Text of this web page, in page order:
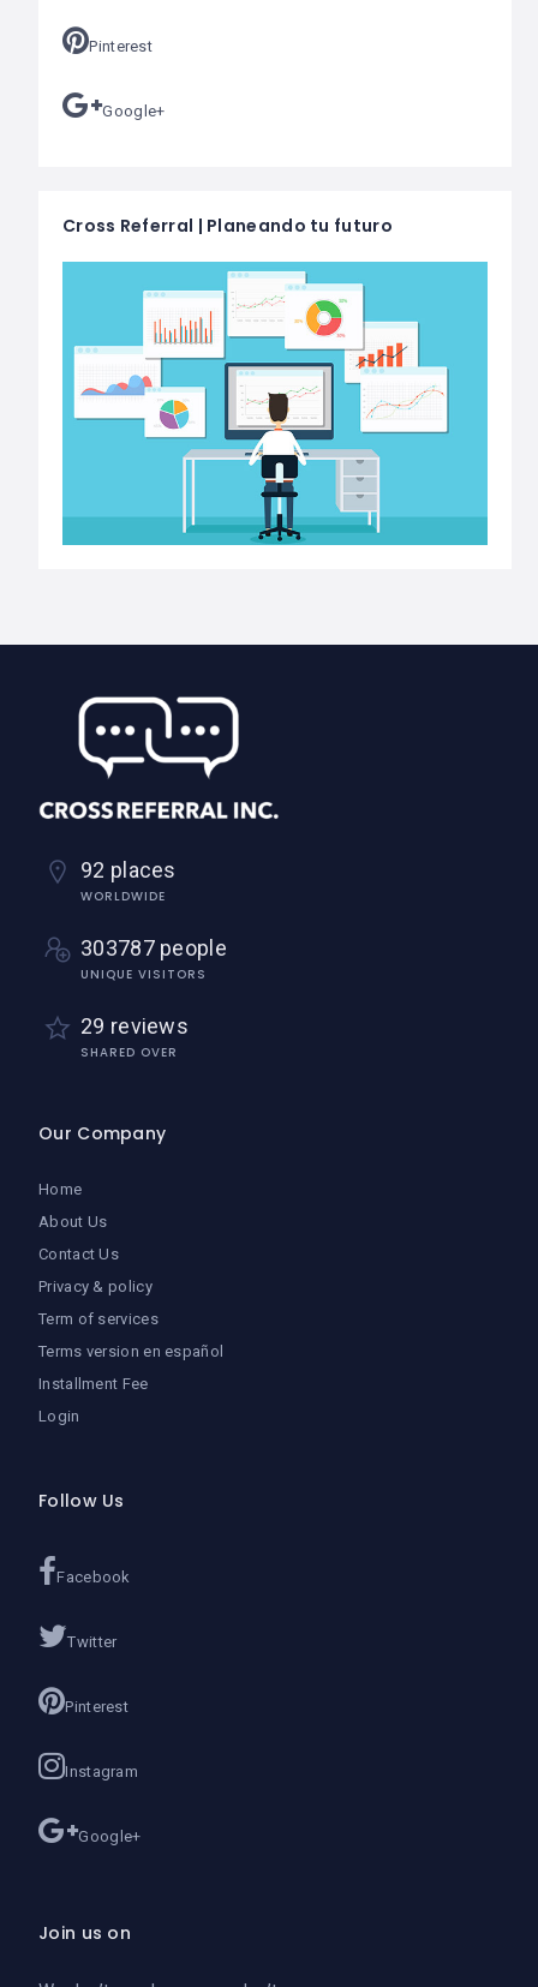
Pinterest
Google+
Cross Referral | Planeando tu futuro
92 places
WORLDWIDE
303787 people
UNIQUE VISITORS
29 reviews
SHARED OVER
Our Company
Home
About Us
Contact Us
Privacy & policy
Term of services
Terms version en español
Installment Fee
Login
Follow Us
Facebook
Twitter
Pinterest
Instagram
Google+
Join us on